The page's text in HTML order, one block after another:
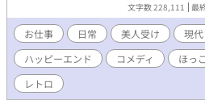
界が一目置くカリスマ経営者にして
ックスを併せ持つスパダリかと思い
生活能力ゼロＭ。 ※第12回BL大賞参
していた作品（完成済）のリライト
指しています。 ※Ｒ15（予定）ギリ
トルに⭐︎をつけてみました。グロは
文字数 228,111 最
お仕事 日常 美人受け 現代
ハッピーエンド
コメディ ほっ
レトロ